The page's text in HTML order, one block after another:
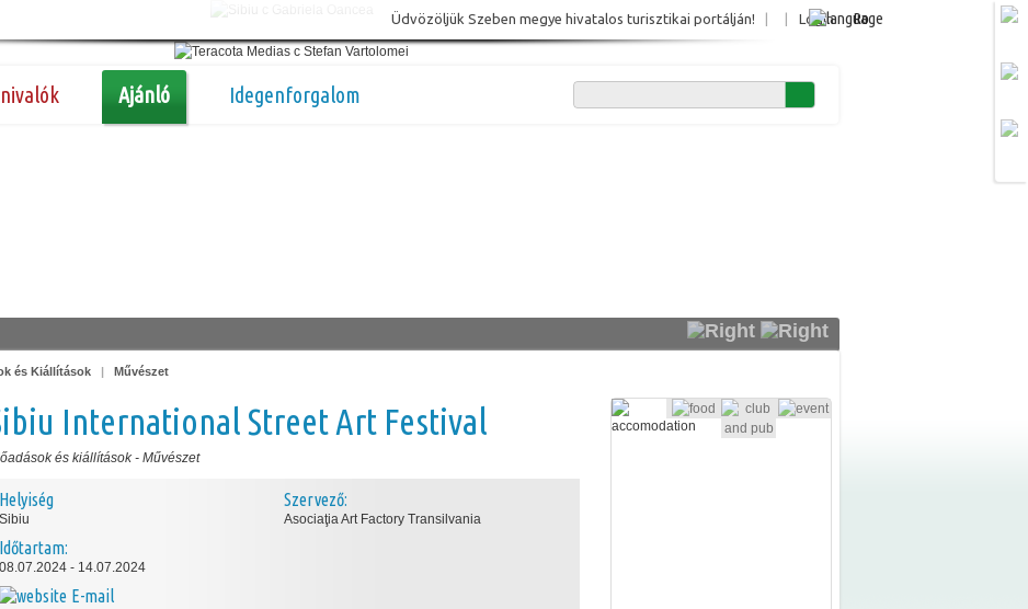
Login Ro
Üdvözöljük Szeben megye hivatalos turisztikai portálján!
Ajánló Idegenforgalom
és Kiállítások | Művészet
International Street Art Festival
és kiállítások - Művészet
Helyiség
Sibiu
Időtartam:
08.07.2024 - 14.07.2024
E-mail
Szervező:
Asociaţia Art Factory Transilvania